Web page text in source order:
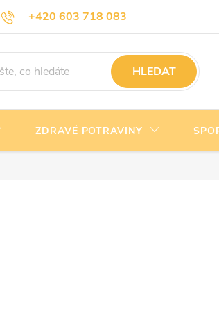
+420 603 718 083
info@nejlevnejsivyziva.cz
Doprava a platba Kontakty
HLEDAT
ZDRAVÉ POTRAVINY